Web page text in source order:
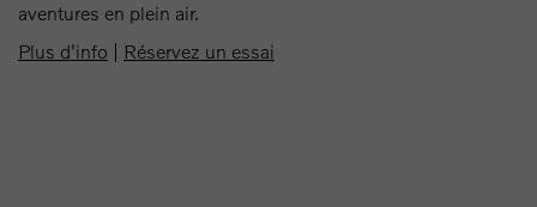
aventures en plein air.
Plus d'info
Réservez un essai